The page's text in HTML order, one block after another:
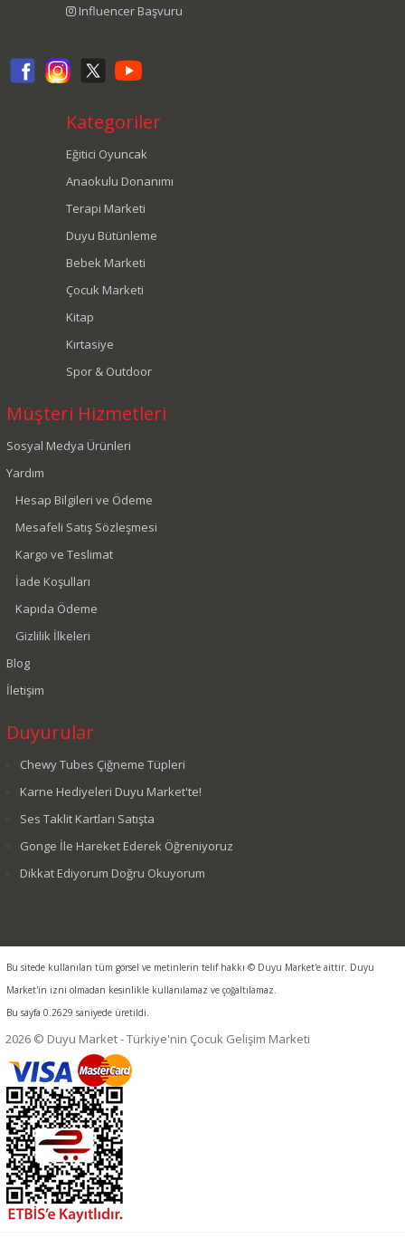
Influencer Başvuru
Kategoriler
Eğitici Oyuncak
Anaokulu Donanımı
Terapi Marketi
Duyu Bütünleme
Bebek Marketi
Çocuk Marketi
Kitap
Kırtasiye
Spor & Outdoor
Müşteri Hizmetleri
Sosyal Medya Ürünleri
Yardım
Hesap Bilgileri ve Ödeme
Mesafeli Satış Sözleşmesi
Kargo ve Teslimat
İade Koşulları
Kapıda Ödeme
Gizlilik İlkeleri
Blog
İletişim
Duyurular
Chewy Tubes Çiğneme Tüpleri
Karne Hediyeleri Duyu Market'te!
Ses Taklit Kartları Satışta
Gonge İle Hareket Ederek Öğreniyoruz
Dikkat Ediyorum Doğru Okuyorum
Bu sitede kullanılan tüm görsel ve metinlerin telif hakkı © Duyu Market'e aittir. Duyu
Market'in izni olmadan kesinlikle kullanılamaz ve çoğaltılamaz.
Bu sayfa 0.2629 saniyede üretildi.
2026 © Duyu Market - Türkiye'nin Çocuk Gelişim Marketi